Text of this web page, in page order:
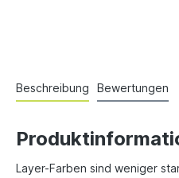
Beschreibung Bewertungen
Layer-Farben sind weniger